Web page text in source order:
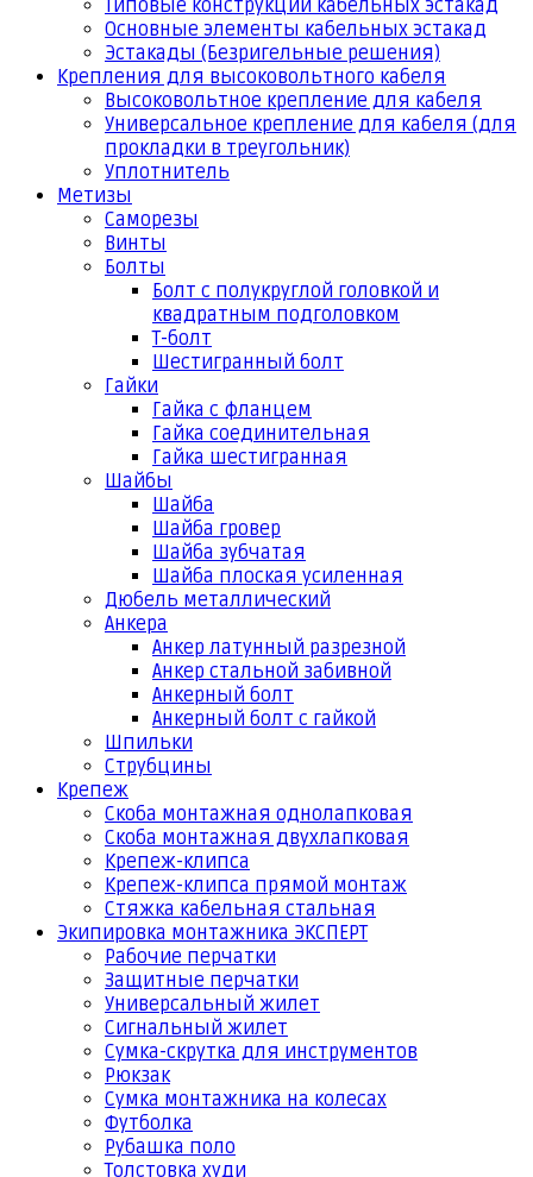
Типовые конструкции кабельных эстакад
Основные элементы кабельных эстакад
Эстакады (Безригельные решения)
Крепления для высоковольтного кабеля
Высоковольтное крепление для кабеля
Универсальное крепление для кабеля (для
прокладки в треугольник)
Уплотнитель
Метизы
Саморезы
Винты
Болты
Болт с полукруглой головкой и
квадратным подголовком
Т-болт
Шестигранный болт
Гайки
Гайка с фланцем
Гайка соединительная
Гайка шестигранная
Шайбы
Шайба
Шайба гровер
Шайба зубчатая
Шайба плоская усиленная
Дюбель металлический
Анкера
Анкер латунный разрезной
Анкер стальной забивной
Анкерный болт
Анкерный болт с гайкой
Шпильки
Струбцины
Крепеж
Скоба монтажная однолапковая
Скоба монтажная двухлапковая
Крепеж-клипса
Крепеж-клипса прямой монтаж
Стяжка кабельная стальная
Экипировка монтажника ЭКСПЕРТ
Рабочие перчатки
Защитные перчатки
Универсальный жилет
Сигнальный жилет
Сумка-скрутка для инструментов
Рюкзак
Сумка монтажника на колесах
Футболка
Рубашка поло
Толстовка худи